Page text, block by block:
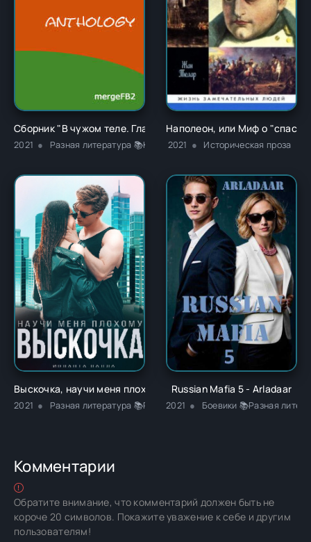
Сборник "В чужом теле. Глава 1" - Ричард Карл Лаймон
2021 Разная литература 📚Классика
Наполеон, или Миф о
2021 Историческая проза
Выскочка, научи меня плохому - Иоланта Палла
2021 Разная литература 📚Романы
Russian Mafia 5 - Arladaar
2021 Боевики 📚Разная
Комментарии
Обратите внимание, что комментарий должен быть не
короче 20 символов. Покажите уважение к себе и другим
пользователям!